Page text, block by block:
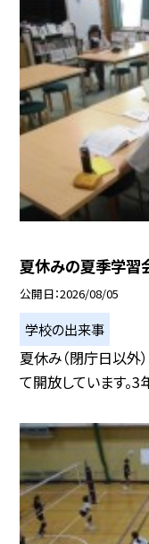
夏休みの夏季学習
公開日 2026/08/05
学校の出来事
夏休み（閉庁日以外
て開放しています。3